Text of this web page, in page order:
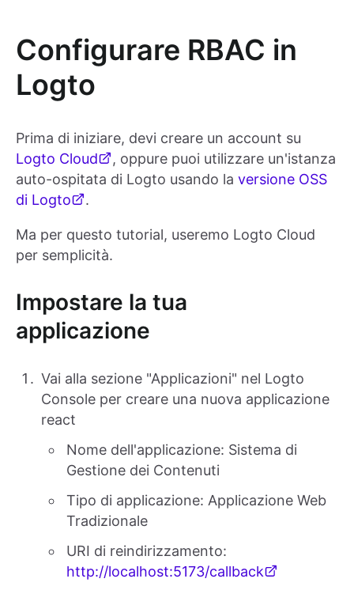
Configurare RBAC in
Logto
Prima di iniziare, devi creare un account su
Logto Cloud
, oppure puoi utilizzare un'istanza
auto-ospitata di Logto usando la versione OSS
di Logto
.
Ma per questo tutorial, useremo Logto Cloud
per semplicità.
Impostare la tua
applicazione
Vai alla sezione "Applicazioni" nel Logto
Console per creare una nuova applicazione
react
Nome dell'applicazione: Sistema di
Gestione dei Contenuti
Tipo di applicazione: Applicazione Web
Tradizionale
URI di reindirizzamento:
http://localhost:5173/callback